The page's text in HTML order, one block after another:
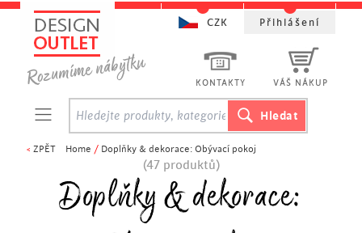
< ZPĚT Home / Doplňky & dekorace: Obývací pokoj
(47 produktů)
Doplňky & dekorace:
KONTAKTY VÁŠ NÁKUP
CZK Přihlášení